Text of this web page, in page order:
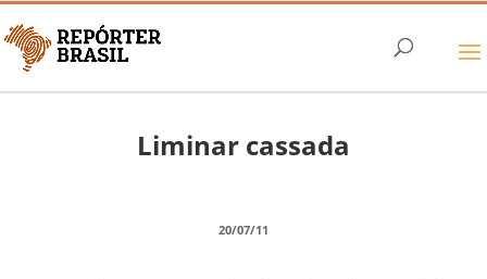
Liminar cassada
20/07/11